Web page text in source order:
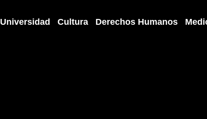
Universidad Cultura Derechos Humanos